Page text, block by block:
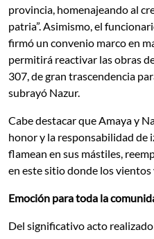
provincia, homenajeando al
patria”. Asimismo, el
firmó un convenio marco en
permitirá reactivar las obras
307, de gran trascendencia
subrayó Nazur.
Cabe destacar que Amaya y
honory la responsabilidad de
flamean en sus mástiles,
en este sitio donde los
Emoción para toda la
Del significativo acto